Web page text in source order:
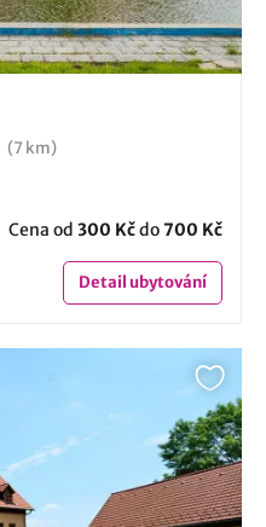
(7 km)
Cena od 300 Kčdo700 Kč
Detailubytování